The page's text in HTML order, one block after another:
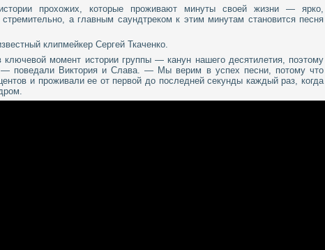
прохожих, которые проживают минуты своей жизни — ярко,
а главным саундтреком к этим минутам становится песня
клипмейкер Сергей Ткаченко.
момент истории группы — канун нашего десятилетия, поэтому
поведали Виктория и Слава. — Мы верим в успех песни, потому что
и проживали ее от первой до последней секунды каждый раз, когда